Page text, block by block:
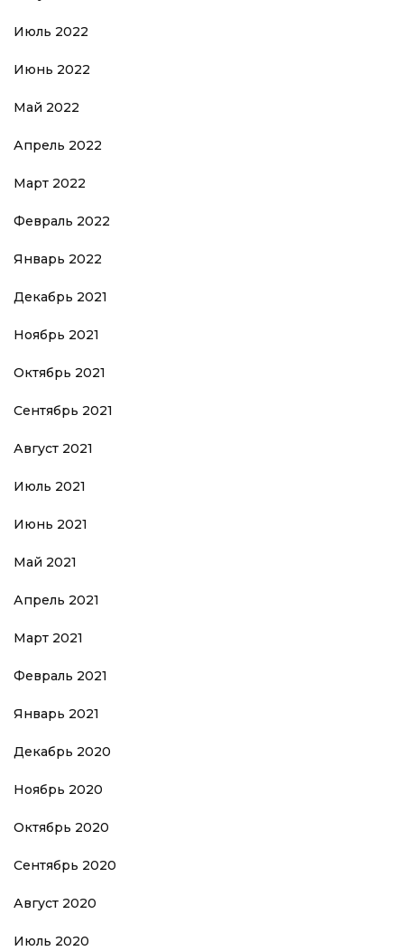
Июль 2022
Июнь 2022
Май 2022
Апрель 2022
Март 2022
Февраль 2022
Январь 2022
Декабрь 2021
Ноябрь 2021
Октябрь 2021
Сентябрь 2021
Август 2021
Июль 2021
Июнь 2021
Май 2021
Апрель 2021
Март 2021
Февраль 2021
Январь 2021
Декабрь 2020
Ноябрь 2020
Октябрь 2020
Сентябрь 2020
Август 2020
Июль 2020